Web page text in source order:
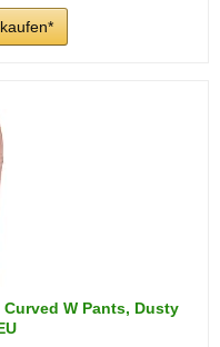
W Pants, Dusty